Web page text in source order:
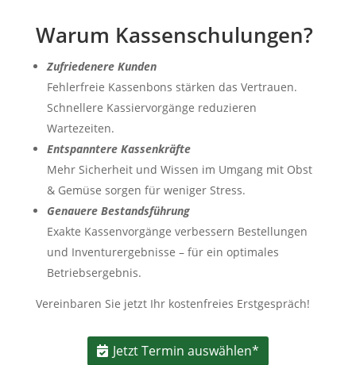
Warum Kassenschulungen?
Zufriedenere Kunden
Fehlerfreie Kassenbons stärken das Vertrauen.
Schnellere Kassiervorgänge reduzieren
Wartezeiten.
Entspanntere Kassenkräfte
Mehr Sicherheit und Wissen im Umgang mit Obst
& Gemüse sorgen für weniger Stress.
Genauere Bestandsführung
Exakte Kassenvorgänge verbessern Bestellungen
und Inventurergebnisse – für ein optimales
Betriebsergebnis.
Vereinbaren Sie jetzt Ihr kostenfreies Erstgespräch!
Jetzt Termin auswählen*